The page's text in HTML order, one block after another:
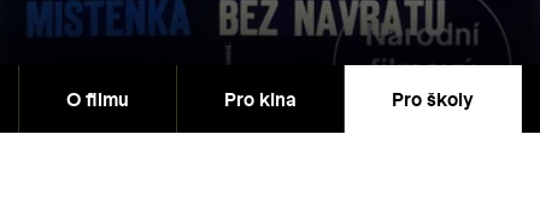
O filmu Pro kina Pro školy